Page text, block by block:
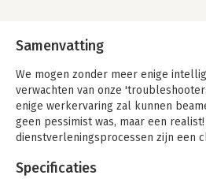
Samenvatting
We mogen zonder meer enige
verwachten van onze
enige werkervaring zal kunnen
geen pessimist was, maar een
dienstverleningsprocessen zijn een
een organisatie of proces, gaat ook
Specificaties